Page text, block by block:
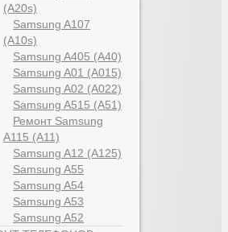
(A20s)
Samsung A107
(A10s)
Samsung A405 (A40)
Samsung A01 (A015)
Samsung A02 (A022)
Samsung A515 (A51)
Ремонт Samsung
A115 (A11)
Samsung A12 (A125)
Samsung A55
Samsung A54
Samsung A53
Samsung A52